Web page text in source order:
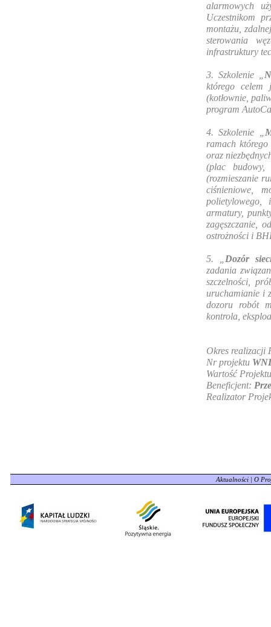
alarmowych
Uczestnikom
montażu,
sterowania
infrastruktury
3. Szkolenie „
którego celem
(kotłownie,
program
4. Szkolenie „
ramach
oraz
(plac budowy,
(rozmieszanie
ciśnieniowe,
polietylowego,
armatury,
zagęszczanie,
ostrożności i
5. „ Dozór
zadania
szczelności,
uruchamianie i
dozoru robót
kontrola,
Okres realizacji
Nr projektu
Wartość
Beneficjent:
Realizator
Aktualności | O